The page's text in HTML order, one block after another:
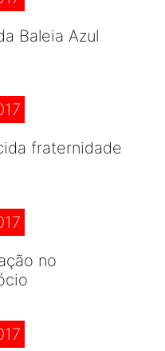
Baleia Azul
fraternidade
no